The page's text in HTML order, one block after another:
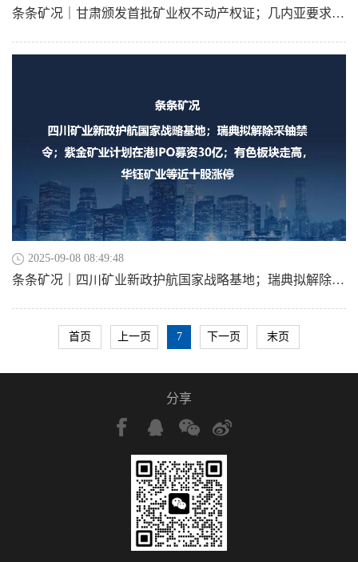
条条矿况｜甘肃颁发首批矿业权不动产权证；几内亚要求西芒杜铁矿石国内加工；焦作万方319亿收购三门峡铝业；淡水河谷加码投资应变局
2025-09-08 08:49:48
条条矿况｜四川矿业新政护航国家战略基地；瑞典拟解除采铀禁令；紫金矿业计划在港IPO募资30亿；有色板块走高，华钰矿业等近十股涨停
首页 上一页 7 下一页 末页
分享